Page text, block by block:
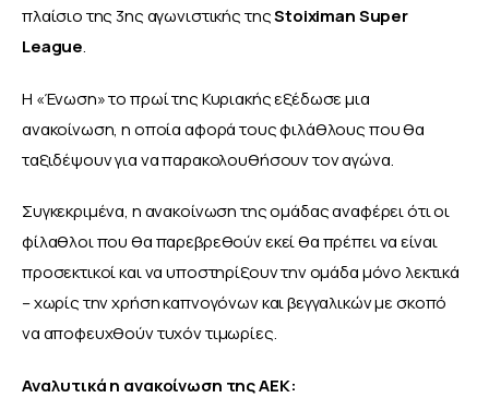
πλαίσιο της 3ης αγωνιστικής της Stoiximan Super
League.
Η «Ένωση» το πρωί της Κυριακής εξέδωσε μια
ανακοίνωση, η οποία αφορά τους φιλάθλους που θα
ταξιδέψουν για να παρακολουθήσουν τον αγώνα.
Συγκεκριμένα, η ανακοίνωση της ομάδας αναφέρει ότι οι
φίλαθλοι που θα παρεβρεθούν εκεί θα πρέπει να είναι
προσεκτικοί και να υποστηρίξουν την ομάδα μόνο λεκτικά
– χωρίς την χρήση καπνογόνων και βεγγαλικών με σκοπό
να αποφευχθούν τυχόν τιμωρίες.
Αναλυτικά η ανακοίνωση της ΑΕΚ: